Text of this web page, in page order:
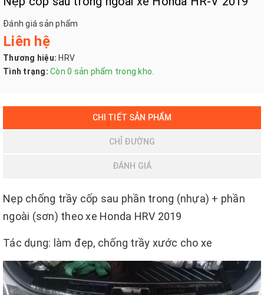
Đánh giá sản phẩm
Liên hệ
Thương hiệu: HRV
Tình trạng: Còn 0 sản phẩm trong kho.
CHI TIẾT SẢN PHẨM
CHỈ ĐƯỜNG
ĐÁNH GIÁ
Nẹp chống trầy cốp sau phần trong (nhựa) + phần
ngoài (sơn) theo xe Honda HRV 2019
Tác dụng: làm đẹp, chống trầy xước cho xe